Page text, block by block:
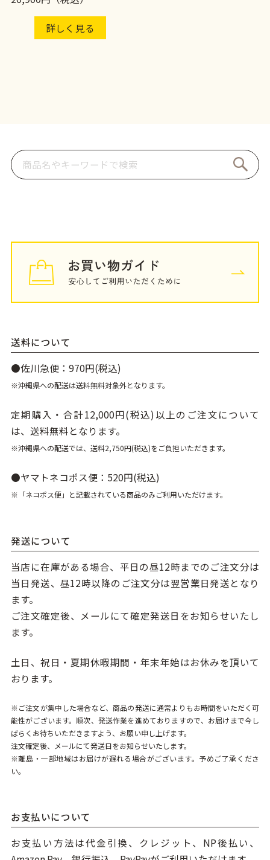
詳しく見る
送料について
●佐川急便：970円(税込)
※沖縄県への配送は送料無料対象外となります。
定期購入・合計12,000円(税込)以上のご注文について
は、送料無料となります。
※沖縄県への配送では、送料2,750円(税込)をご負担いただきます。
●ヤマトネコポス便：520円(税込)
※「ネコポス便」と記載されている商品のみご利用いただけます。
発送について
当店に在庫がある場合、平日の昼12時までのご注文分は
当日発送、昼12時以降のご注文分は翌営業日発送となり
ます。
ご注文確定後、メールにて確定発送日をお知らせいたし
ます。
土日、祝日・夏期休暇期間・年末年始はお休みを頂いて
おります。
※ご注文が集中した場合など、商品の発送に通常よりもお時間をいただく可
能性がございます。順次、発送作業を進めておりますので、お届けまで今し
ばらくお待ちいただきますよう、お願い申し上げます。
注文確定後、メールにて発送日をお知らせいたします。
※離島・一部地域はお届けが遅れる場合がございます。予めご了承くださ
い。
お支払いについて
お支払い方法は代金引換、クレジット、NP後払い、